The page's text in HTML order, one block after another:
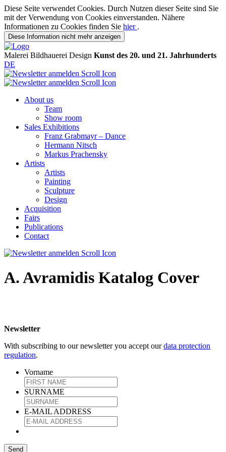
Diese Seite verwendet Cookies. Durch Nutzen dieser Seite sind Sie
mit der Verwendung von Cookies einverstanden. Nähere
Informationen zu Cookies finden Sie hier .
Diese Information nicht mehr anzeigen
Malerei Bildhauerei Design Kunst des 20. und 21. Jahrhunderts
DE
About us
Team
Show room
Sales Exhibitions
Franz Grabmayr – Dance
Hermann Nitsch
Markus Prachensky
Artists
Artists
Painting
Sculpture
Design
Acquisition
Fairs
Publications
Contact
A. Avramidis Katalog Cover
Newsletter
With subscribing to our newsletter you accept ourdata protection
regulation.
Vorname
SURNAME
E-MAIL ADDRESS